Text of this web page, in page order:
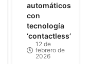
automáticos
con
tecnología
‘contactless’
12 de
febrero de
2026